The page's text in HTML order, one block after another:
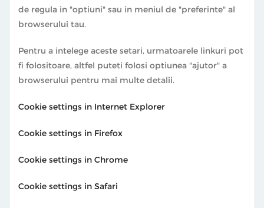
de regula in "optiuni" sau in meniul de "preferinte" al
browserului tau.
Pentru a intelege aceste setari, urmatoarele linkuri pot
fi folositoare, altfel puteti folosi optiunea "ajutor" a
browserului pentru mai multe detalii.
Cookie settings in Internet Explorer
Cookie settings in Firefox
Cookie settings in Chrome
Cookie settings in Safari